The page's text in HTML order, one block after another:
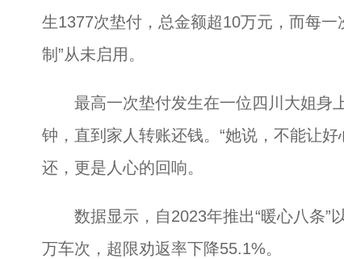
生1377次垫付，总金额超10万元，而每
制”从未启用。
最高一次垫付发生在一位四川大姐身
钟，直到家人转账还钱。“她说，不能让
还，更是人心的回响。
数据显示，自2023年推出“暖心八条”
万车次，超限劝返率下降55.1%。